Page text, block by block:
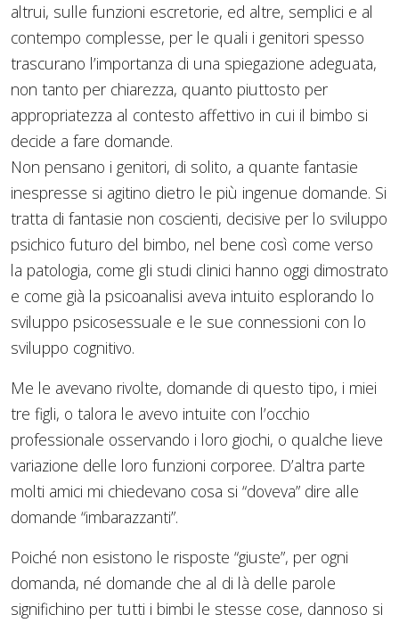
altrui, sulle funzioni escretorie, ed altre, semplici e al
contempo complesse, per le quali i genitori spesso
trascurano l’importanza di una spiegazione adeguata,
non tanto per chiarezza, quanto piuttosto per
appropriatezza al contesto affettivo in cui il bimbo si
decide a fare domande.
Non pensano i genitori, di solito, a quante fantasie
inespresse si agitino dietro le più ingenue domande. Si
tratta di fantasie non coscienti, decisive per lo sviluppo
psichico futuro del bimbo, nel bene così come verso
la patologia, come gli studi clinici hanno oggi dimostrato
e come già la psicoanalisi aveva intuito esplorando lo
sviluppo psicosessuale e le sue connessioni con lo
sviluppo cognitivo.
Me le avevano rivolte, domande di questo tipo, i miei
tre figli, o talora le avevo intuite con l’occhio
professionale osservando i loro giochi, o qualche lieve
variazione delle loro funzioni corporee. D’altra parte
molti amici mi chiedevano cosa si “doveva” dire alle
domande “imbarazzanti”.
Poiché non esistono le risposte “giuste”, per ogni
domanda, né domande che al di là delle parole
significhino per tutti i bimbi le stesse cose, dannoso si